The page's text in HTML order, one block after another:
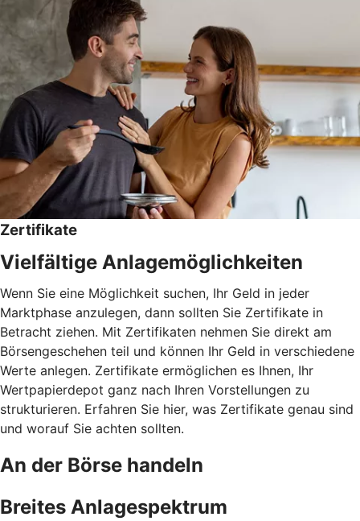
Zertifikate
Vielfältige Anlagemöglichkeiten
Wenn Sie eine Möglichkeit suchen, Ihr Geld in jeder
Marktphase anzulegen, dann sollten Sie Zertifikate in
Betracht ziehen. Mit Zertifikaten nehmen Sie direkt am
Börsengeschehen teil und können Ihr Geld in verschiedene
Werte anlegen. Zertifikate ermöglichen es Ihnen, Ihr
Wertpapierdepot ganz nach Ihren Vorstellungen zu
strukturieren. Erfahren Sie hier, was Zertifikate genau sind
und worauf Sie achten sollten.
An der Börse handeln
Breites Anlagespektrum